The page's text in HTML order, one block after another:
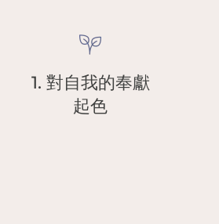
1. 對自我的奉獻
起色
•
我們都希望得到尊重，因此我們將始終尊重他人。